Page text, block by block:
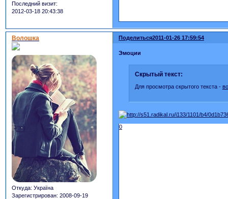
Последний визит:
2012-03-18 20:43:38
Поделиться2011-01-26 17:59:54
Волошка
Откуда: Україна
Зарегистрирован: 2008-09-19
Эмоции
Скрытый текст:
Для просмотра скрытого текста -
0